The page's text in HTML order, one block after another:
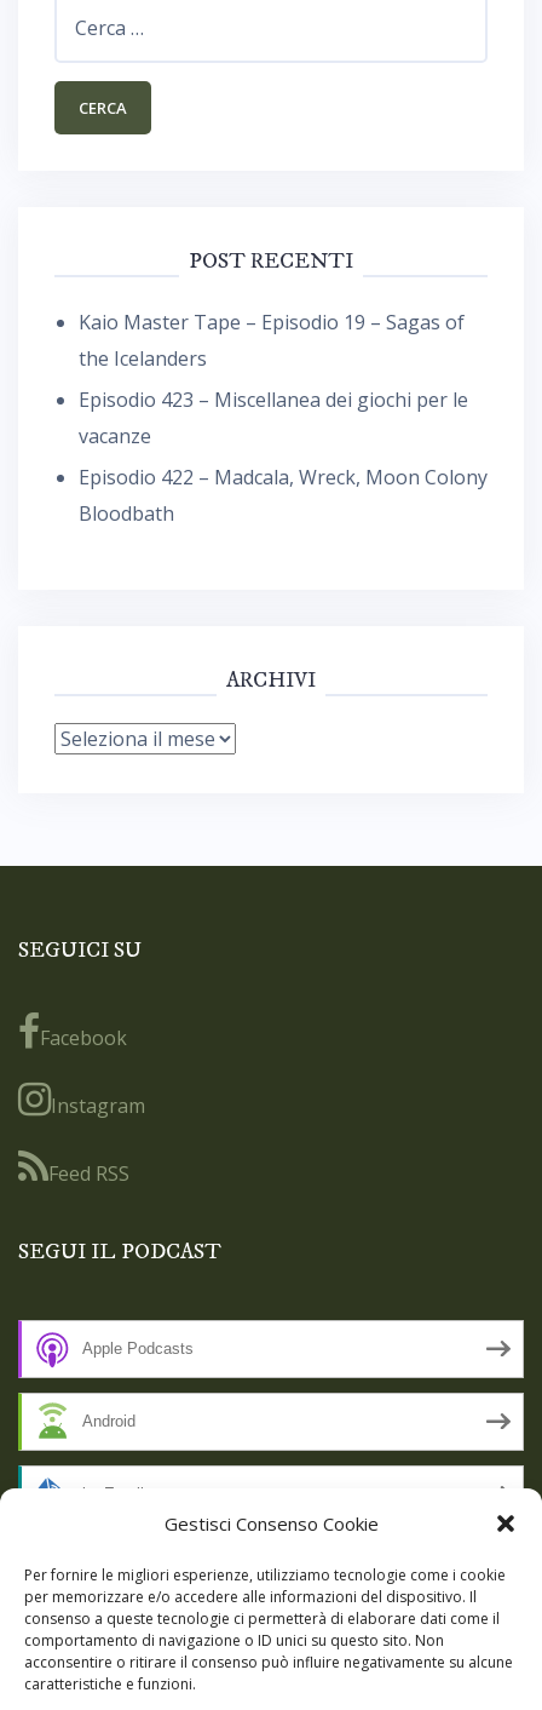
Gestisci Consenso Cookie
Per fornire le migliori esperienze, utilizziamo tecnologie come i cookie
per memorizzare e/o accedere alle informazioni del dispositivo. Il
consenso a queste tecnologie ci permetterà di elaborare dati come il
comportamento di navigazione o ID unici su questo sito. Non
acconsentire o ritirare il consenso può influire negativamente su alcune
caratteristiche e funzioni.
POST RECENTI
Kaio Master Tape – Episodio 19 – Sagas of
the Icelanders
Episodio 423 – Miscellanea dei giochi per le
vacanze
Episodio 422 – Madcala, Wreck, Moon Colony
Bloodbath
ARCHIVI
Archivi
SEGUICI SU
Facebook
Instagram
Feed RSS
SEGUI IL PODCAST
Apple Podcasts
Android
by Email
RSS
SSL SECURE